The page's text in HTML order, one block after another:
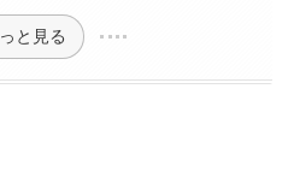
と見る